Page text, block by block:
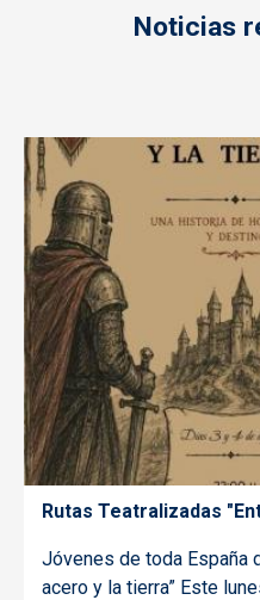
Noticias
Rutas Teatralizadas
Jóvenes de toda España
acero y la tierra” Este